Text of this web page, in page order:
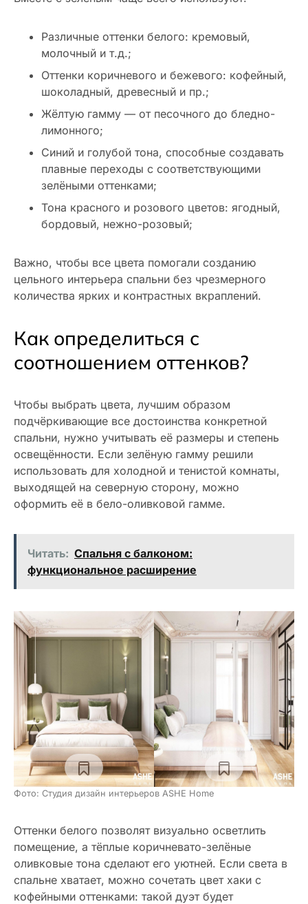
Различные оттенки белого: кремовый,
молочный и т.д.;
Оттенки коричневого и бежевого: кофейный,
шоколадный, древесный и пр.;
Жёлтую гамму — от песочного до бледно-
лимонного;
Синий и голубой тона, способные создавать
плавные переходы с соответствующими
зелёными оттенками;
Тона красного и розового цветов: ягодный,
бордовый, нежно-розовый;
Важно, чтобы все цвета помогали созданию
цельного интерьера спальни без чрезмерного
количества ярких и контрастных вкраплений.
Как определиться с
соотношением оттенков?
Чтобы выбрать цвета, лучшим образом
подчёркивающие все достоинства конкретной
спальни, нужно учитывать её размеры и степень
освещённости. Если зелёную гамму решили
использовать для холодной и тенистой комнаты,
выходящей на северную сторону, можно
оформить её в бело-оливковой гамме.
Читать: Спальня с балконом:
функциональное расширение
Фото: Студия дизайн интерьеров ASHE Home
Оттенки белого позволят визуально осветлить
помещение, а тёплые коричневато-зелёные
оливковые тона сделают его уютней. Если света в
спальне хватает, можно сочетать цвет хаки с
кофейными оттенками: такой дуэт будет